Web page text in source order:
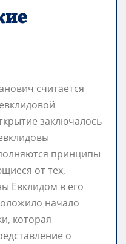
считается
заключалось
принципы
от тех,
Евклидом в его
начало
которая
о